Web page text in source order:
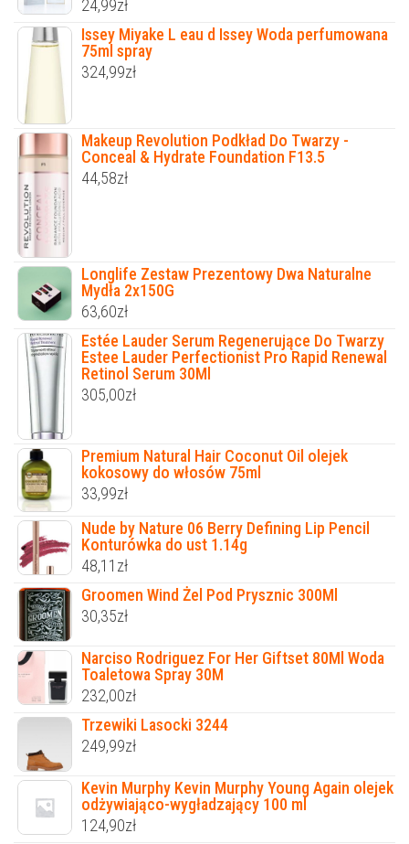
24,99zł
Issey Miyake L eau d Issey Woda perfumowana
75ml spray
324,99zł
Makeup Revolution Podkład Do Twarzy -
Conceal & Hydrate Foundation F13.5
44,58zł
Longlife Zestaw Prezentowy Dwa Naturalne
Mydła 2x150G
63,60zł
Estée Lauder Serum Regenerujące Do Twarzy
Estee Lauder Perfectionist Pro Rapid Renewal
Retinol Serum 30Ml
305,00zł
Premium Natural Hair Coconut Oil olejek
kokosowy do włosów 75ml
33,99zł
Nude by Nature 06 Berry Defining Lip Pencil
Konturówka do ust 1.14g
48,11 zł
Groomen Wind Żel Pod Prysznic 300Ml
30,35zł
Narciso Rodriguez For Her Giftset 80Ml Woda
Toaletowa Spray 30M
232,00zł
Trzewiki Lasocki 3244
249,99zł
Kevin Murphy Kevin Murphy Young Again olejek
odżywiająco-wygładzający 100 ml
124,90zł